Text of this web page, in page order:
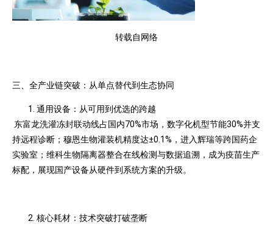
转载自网络
三、全产业链突破：从单点替代到生态协同
通用设备：从可用到优选的跨越
东富龙洗灌冻封联动线占国内70%市场，数字化机型节能30%并支
持远程诊断；穆恩生物灌装机精度达±0.1%，进入辉瑞等跨国药企
实验室；维科生物隔离器整合在线检测与数据追溯，成为疫苗生产
标配，展现国产设备从硬件到系统方案的升级。
核心耗材：技术突破打破垄断